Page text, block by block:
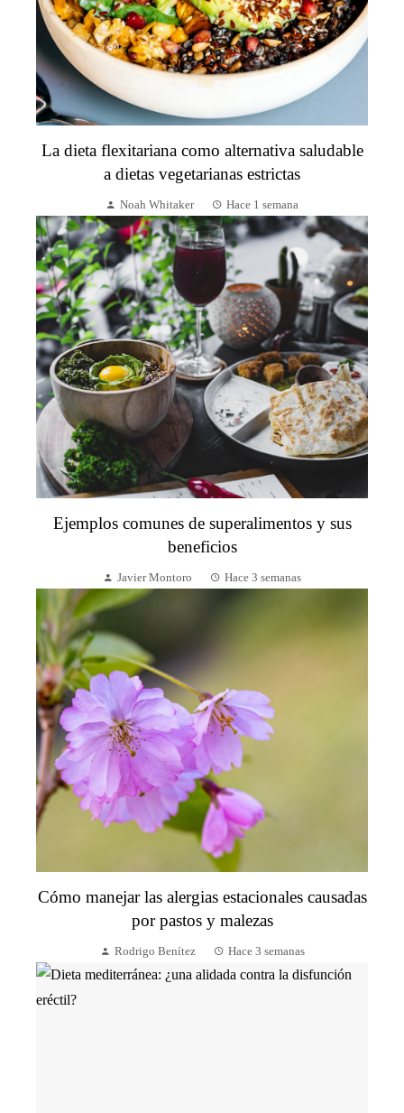
La dieta flexitariana como alternativa saludable
a dietas vegetarianas estrictas
Noah Whitaker Hace 1 semana
Ejemplos comunes de superalimentos y sus
beneficios
Javier Montoro Hace 3 semanas
Cómo manejar las alergias estacionales causadas
por pastos y malezas
Rodrigo Benítez Hace 3 semanas